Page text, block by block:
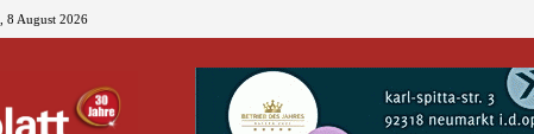
8 August 2026